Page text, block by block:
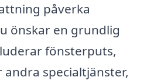
påverka
önskar en grundlig
fönsterputs,
specialtjänster,